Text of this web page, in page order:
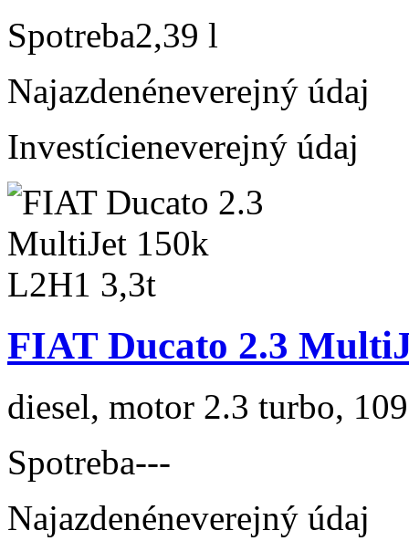
Spotreba2,39 l
Najazdenéneverejný údaj
Investícieneverejný údaj
FIAT Ducato 2.3
diesel, motor 2.3 turbo,
Spotreba---
Najazdenéneverejný údaj